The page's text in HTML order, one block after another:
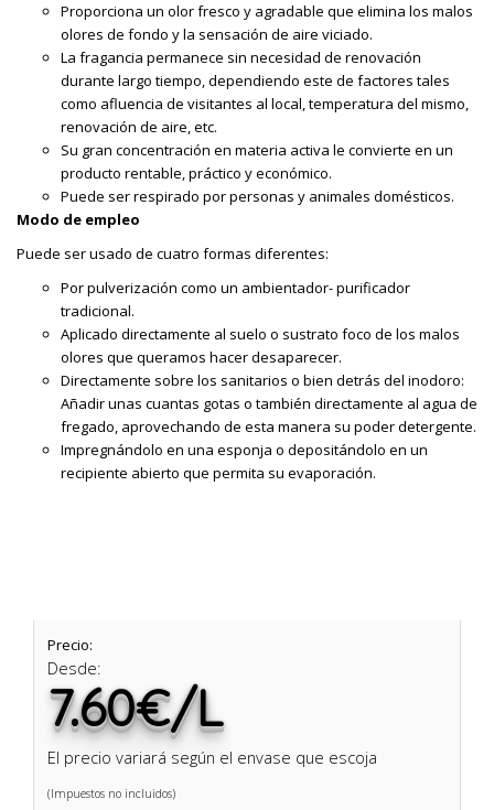
Proporciona un olor fresco y agradable que elimina los malos
olores de fondo y la sensación de aire viciado.
La fragancia permanece sin necesidad de renovación
durante largo tiempo, dependiendo este de factores tales
como afluencia de visitantes al local, temperatura del mismo,
renovación de aire, etc.
Su gran concentración en materia activa le convierte en un
producto rentable, práctico y económico.
Puede ser respirado por personas y animales domésticos.
Modo de empleo
Puede ser usado de cuatro formas diferentes:
Por pulverización como un ambientador- purificador
tradicional.
Aplicado directamente al suelo o sustrato foco de los malos
olores que queramos hacer desaparecer.
Directamente sobre los sanitarios o bien detrás del inodoro:
Añadir unas cuantas gotas o también directamente al agua de
fregado, aprovechando de esta manera su poder detergente.
Impregnándolo en una esponja o depositándolo en un
recipiente abierto que permita su evaporación.
Precio:
Desde:
7.60€/L
El precio variará según el envase que escoja
(Impuestos no incluidos)